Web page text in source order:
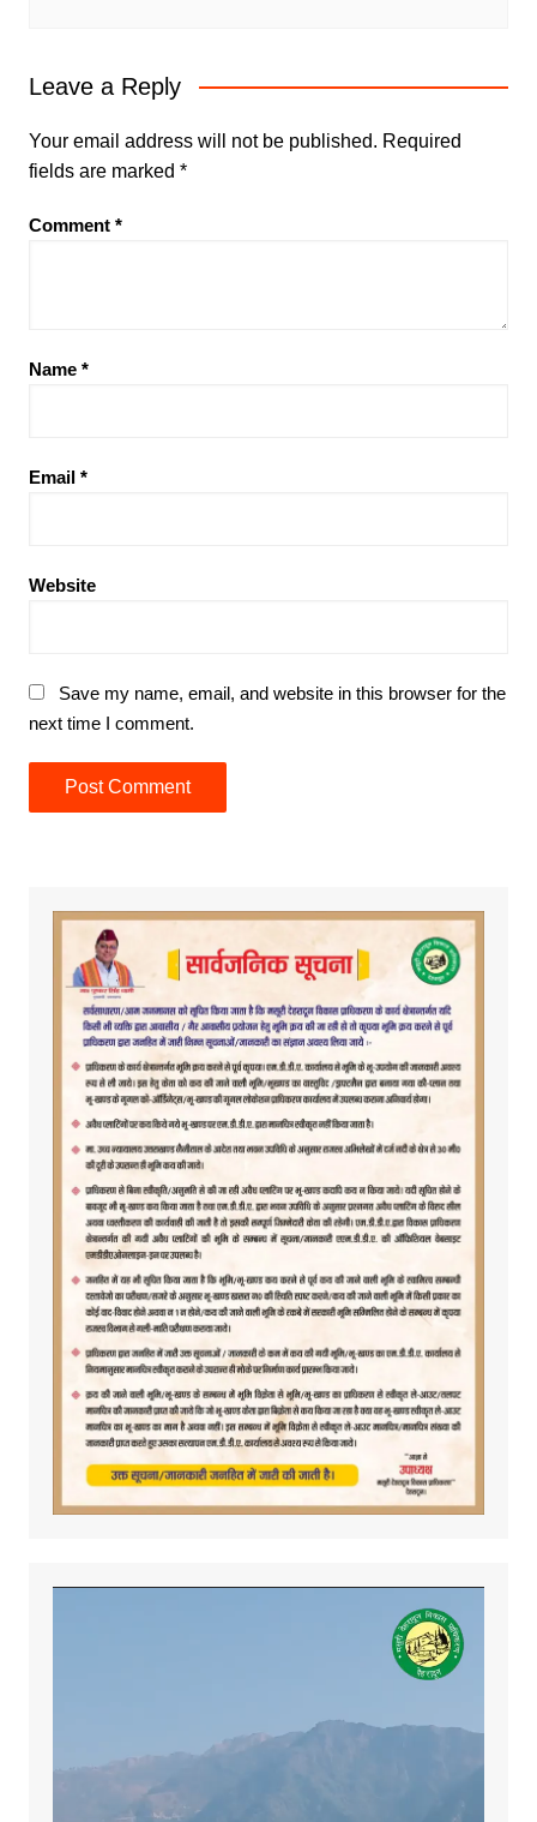
Leave a Reply
Your email address will not be published. Required
fields are marked *
Comment *
Name *
Email *
Website
Save my name, email, and website in this browser for the
next time I comment.